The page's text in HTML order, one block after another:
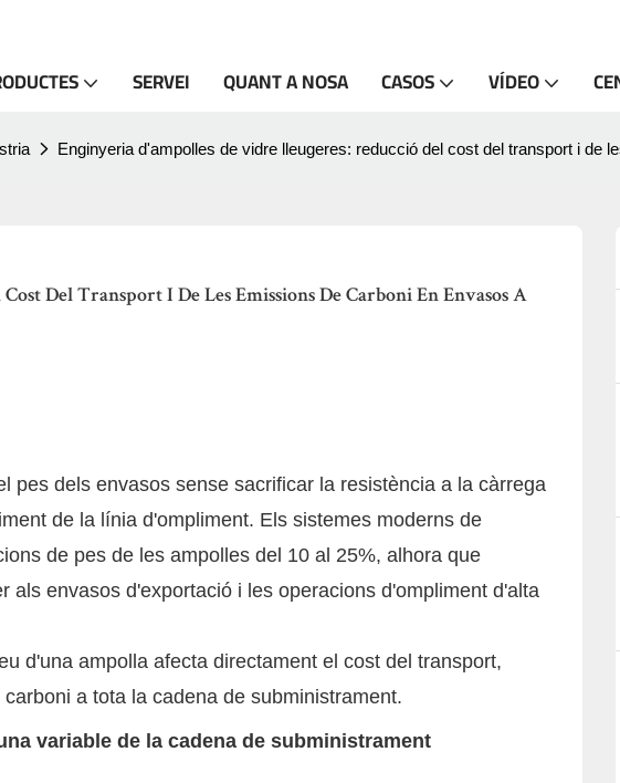
SERVEI QUANT A NOSA CASOS VÍDEO
Enginyeria d'ampolles de vidre lleugeres: reducció del cost del transport i de
Del Transport I De Les Emissions De Carboni En Envasos A
pes dels envasos sense sacrificar la resistència a la càrrega
de la línia d'ompliment. Els sistemes moderns de
de pes de les ampolles del 10 al 25%, alhora que
envasos d'exportació i les operacions d'ompliment d'alta
d'una ampolla afecta directament el cost del transport,
a tota la cadena de subministrament.
variable de la cadena de subministrament